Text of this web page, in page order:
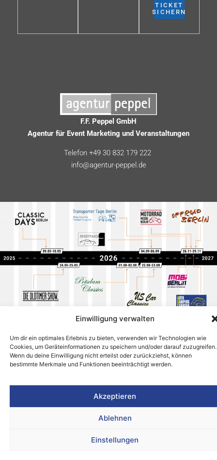
Einwilligung verwalten
Um dir ein optimales Erlebnis zu bieten, verwenden wir Technologien wie
Cookies, um Geräteinformationen zu speichern und/oder darauf zuzugreifen.
Wenn du deine Einwilligung nicht erteilst oder zurückziehst, können
bestimmte Merkmale und Funktionen beeinträchtigt werden.
Akzeptieren
Ablehnen
Einstellungen
TICKET
SICHERN
F.F. Peppel GmbH
Agentur für Event Marketing und Veranstaltungen
Telefon +49 30 832 179 222
info@agentur-peppel.de
Webdesign von Media73
IMPRESSUM DATENSCHUTZ AGB COOKIES